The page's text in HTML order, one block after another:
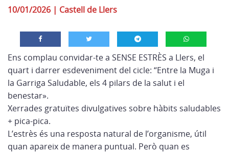
10/01/2026 | Castell de Llers
Ens complau convidar-te a SENSE ESTRÈS a Llers, el
quart i darrer esdeveniment del cicle: “Entre la Muga i
la Garriga Saludable, els 4 pilars de la salut i el
benestar».
Xerrades gratuïtes divulgatives sobre hàbits saludables
+ pica-pica.
L’estrès és una resposta natural de l’organisme, útil
quan apareix de manera puntual. Però quan es